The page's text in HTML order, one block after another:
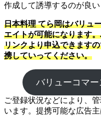
作成して誘導するのが良い
日本料理 てら岡はバリュ
エイトが可能になります
リンクより申込できます
携していってください。
バリューコマ
ご登録状況などにより、
います。提携可能な広告